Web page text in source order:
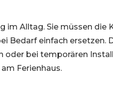
im Alltag. Sie müssen die
Bedarf einfach ersetzen.
oder bei temporären
Ferienhaus.